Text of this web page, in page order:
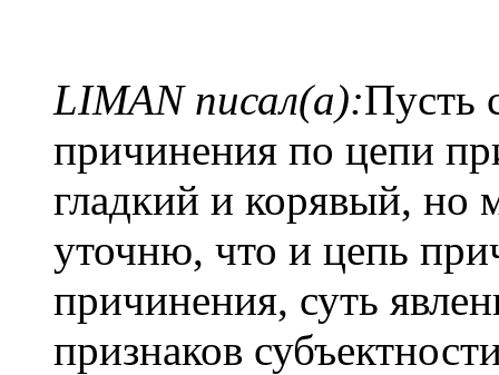
LIMAN писал(а):Пусть
причинения по цепи
гладкий и корявый, но
уточню, что и цепь
причинения, суть
признаков